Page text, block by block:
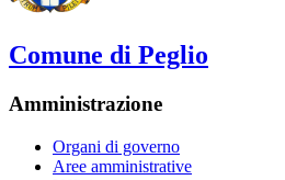
Comune di Peglio
Amministrazione
Organi di governo
Aree amministrative